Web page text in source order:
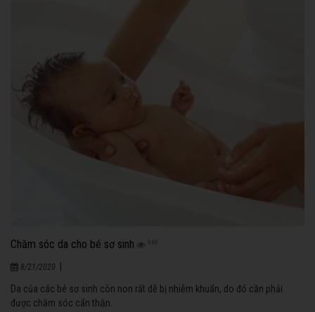
Chăm sóc da cho bé sơ sinh 969
8/21/2020
Da của các bé sơ sinh còn non rất dễ bị nhiễm khuẩn, do đó cần phải
được chăm sóc cẩn thận.